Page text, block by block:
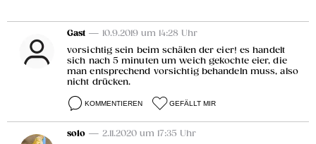
Gast — 10.9.2019 um 14:28 Uhr
vorsichtig sein beim schälen der eier! es handelt
sich nach 5 minuten um weich gekochte eier, die
man entsprechend vorsichtig behandeln muss, also
nicht drücken.
KOMMENTIEREN GEFÄLLT MIR
solo — 2.11.2020 um 17:35 Uhr